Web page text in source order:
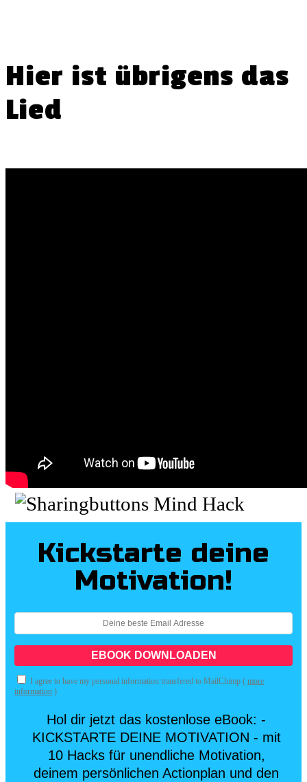
Hier ist übrigens das
Lied
Kickstarte deine
Motivation!
I agree to have my personal information transfered to MailChimp ( more
information )
Hol dir jetzt das kostenlose eBook: -
KICKSTARTE DEINE MOTIVATION - mit
10 Hacks für unendliche Motivation,
deinem persönlichen Actionplan und den